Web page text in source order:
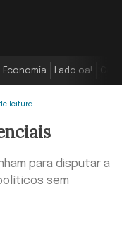
Economia Lado oa!
leitura
para disputar a
sem